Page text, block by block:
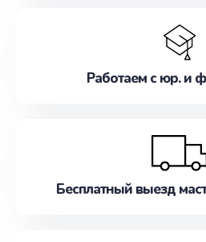
Работаем с юр. и
Бесплатный выезд